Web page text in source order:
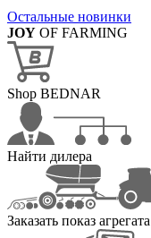
Остальные новинки
JOY OF FARMING
Shop BEDNAR
Найти дилера
Заказать показ агрегата